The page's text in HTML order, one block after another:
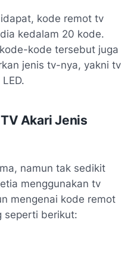
kode remot tv
kedalam 20 kode.
kode tersebut juga
jenis tv-nya, yakni tv
Akari Jenis
namun tak sedikit
menggunakan tv
mengenai kode remot
seperti berikut: